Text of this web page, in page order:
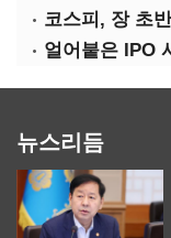
코스피, 장 초
뉴스리듬